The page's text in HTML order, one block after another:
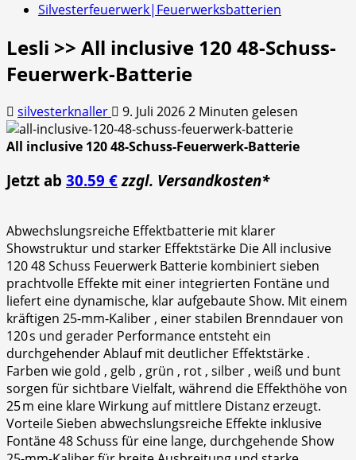
Silvesterfeuerwerk|Feuerwerksbatterien
Lesli >> All inclusive 120 48-Schuss-
Feuerwerk-Batterie
silvesterknaller 9. Juli 20262 Minuten gelesen
All inclusive 120 48-Schuss-Feuerwerk-Batterie
Jetzt ab 30.59 € zzgl. Versandkosten*
Abwechslungsreiche Effektbatterie mit klarer
Showstruktur und starker Effektstärke Die All inclusive
120 48 Schuss Feuerwerk Batterie kombiniert sieben
prachtvolle Effekte mit einer integrierten Fontäne und
liefert eine dynamische, klar aufgebaute Show. Mit einem
kräftigen 25‑mm‑Kaliber , einer stabilen Brenndauer von
120 s und gerader Performance entsteht ein
durchgehender Ablauf mit deutlicher Effektstärke .
Farben wie gold , gelb , grün , rot , silber , weiß und bunt
sorgen für sichtbare Vielfalt, während die Effekthöhe von
25 m eine klare Wirkung auf mittlere Distanz erzeugt.
Vorteile Sieben abwechslungsreiche Effekte inklusive
Fontäne 48 Schuss für eine lange, durchgehende Show